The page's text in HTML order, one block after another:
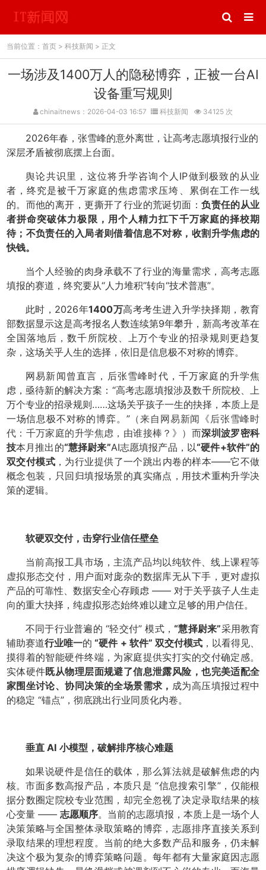
当前位置： 首页> 科技新闻 > 正文
一场涉及1400万人的隐秘博弈，正被一台AI
设备重写规则
chinaitnews：2026-04-03 16:57 科技新闻 34125 次
2026年春，张雪峰的意外离世，让高考志愿填报行业的
深层矛盾被彻底摆上台面。
舆论共识里，这位将升学咨询个人IP做到极致的从业
者，终究是被千万家庭的焦虑需求压垮、累倒在工作一线
的。而他的离开，更撕开了行业的荒诞切面：负责任的从业
者拼命突破体力极限，用个人精力扛下千万家庭的择校期
待；不负责任的入局者则借着信息不对称，收割升学焦虑的
快钱。
当个人经验的肉身承载不了行业的海量需求，高考志愿
填报的赛道，终究要从“人力堆积”转向“技术普惠”。
此时，2026年1400万高考考生进入升学抉择期，教育
部数据显示这是高考报名人数连续第9年攀升，新高考改革在
全国落地后，数千所院校、上万个专业的招录规则更趋复
杂，这场关乎人生的选择，依旧是信息极不对称的博弈。
网易新闻曾直言，后张雪峰时代，千万家庭的升学焦
虑，亟待新的解决方案：“高考志愿填报涉及数千所院校、上
万个专业的招录规则……这场关乎孩子一生的抉择，本质上是
一场信息极不对称的博弈。”（来自网易新闻《后张雪峰时
代：千万家庭的升学焦虑，由谁接棒？》） 而深圳波罗密科
技本月推出的“慧择尉来”AI志愿填报产品，以“硬件+软件”的
双交付模式，为行业提供了一个跳出内卷的样本——它不做
概念包装，只回归填报场景的真实痛点，用技术重构升学决
策的逻辑。
软硬双交付，击穿行业信任壁垒
当前高报工具市场，主流产品均以纯软件、线上课程等
虚拟形态交付，用户面对庞杂的数据库无从下手，更对虚拟
产品的可靠性、数据安全心存顾虑 —— 对于关乎孩子人生走
向的重大抉择，纯虚拟形态始终难以建立足够的用户信任。
不同于行业普遍的 “轻交付” 模式，“慧择尉来”采用教育
辅助赛道行业唯一的 “硬件 + 软件” 双交付模式 ，以看得见、
摸得着的智能硬件终端，为家庭提供实打实的交付确定感。
实体硬件既从物理层面规避了信息泄露风险，也完美适配全
家围坐讨论、协同决策的全场景需求， 成为高压填报过程中
的稳定 “锚点”，彻底跳出行业同质化内卷。
垂直 AI 小模型，破解排序核心难题
如果说硬件是信任的载体，那么算法就是破解焦虑的内
核。市面多数高报产品，本质只是 “信息搜索引擎”，仅能根
据分数圈定院校专业范围，却完全忽视了决定录取结果的核
心变量 —— 志愿顺序。当前的志愿填报，本质上是一场个人
决策策略与全国整体录取策略的博弈，志愿排序直接关系到
录取结果的理想程度。当前的绝大多数产品和服务，仍未解
决这个极为复杂的博弈策略问题。每年都有大量家庭因志愿